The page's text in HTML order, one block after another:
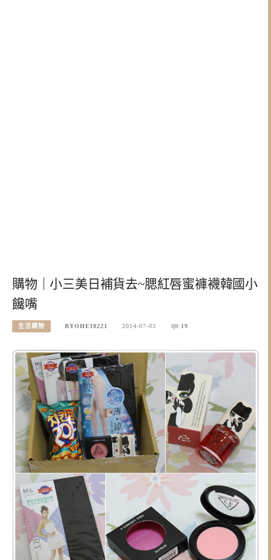
購物｜小三美日補貨去~腮紅唇蜜褲襪韓國小
饞嘴
生活購物 RYOHEI0221 2014-07-03 19